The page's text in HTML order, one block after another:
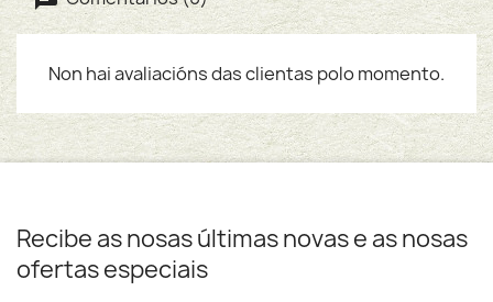
Non hai avaliacións das clientas polo momento.
Recibe as nosas últimas novas e as nosas
ofertas especiais